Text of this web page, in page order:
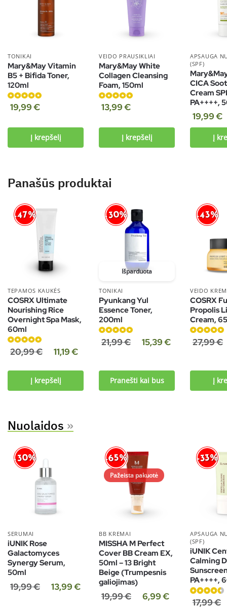
TONIKAI
Mary&May Vitamin
B5 + Bifida Toner,
120ml
Įvertinimas:
19,99€
Į krepšelį
VEIDO PRAUSIKLIAI
Mary&May White
Collagen Cleansing
Foam, 150ml
Įvertinimas:
13,99€
Į krepšelį
APSAUGA
(SPF)
CICA
Cream
PA++++,
19,99€
Į
Panašūs produktai
-47%
TEPAMOS KAUKĖS
COSRX Ultimate
Nourishing Rice
Overnight Spa Mask,
60ml
Įvertinimas:
iš 5
20,99€ 11,19€
Į krepšelį
-30%
Išparduota
TONIKAI
Pyunkang Yul
Essence Toner,
200ml
Įvertinimas:
5.00
21,99€ 15,39€
Pranešti kai bus
-43%
VEIDO
COSRX
Propolis
Cream,
Įvertinimas:
5.00iš 5
27,99€
Į
Nuolaidos »
-30%
SERUMAI
iUNIK Rose
Galactomyces
Synergy Serum,
50ml
19,99€ 13,99€
-65%
Pažeista pakuotė
BB KREMAI
MISSHA M Perfect
Cover BB Cream EX,
50ml – 13 Bright
Beige (Trumpesnis
galiojimas)
19,99€ 6,99€
-33%
APSAUGA
(SPF)
iUNIK
Calming
PA++++,
Įvertinimas:
17,99€